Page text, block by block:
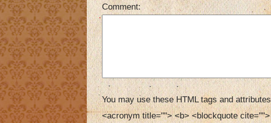
Comment
You may use these HTML tags and
<acronym title=""> <b> <blockquote